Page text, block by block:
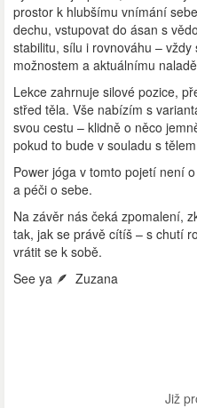
prostor k hlubšímu vnímání
dechu, vstupovat do ásan s
stabilitu, sílu i rovnováhu –
možnostem a aktuálnímu
Lekce zahrnuje silové pozice,
střed těla. Vše nabízím s
svou cestu – klidně o něco
pokud to bude v souladu s
Power jóga v tomto pojetí není
a péči o sebe.
Na závěr nás čeká zpomalení,
tak, jak se právě cítíš – s chutí
vrátit se k sobě.
See ya 🪶 Zuzana
Již